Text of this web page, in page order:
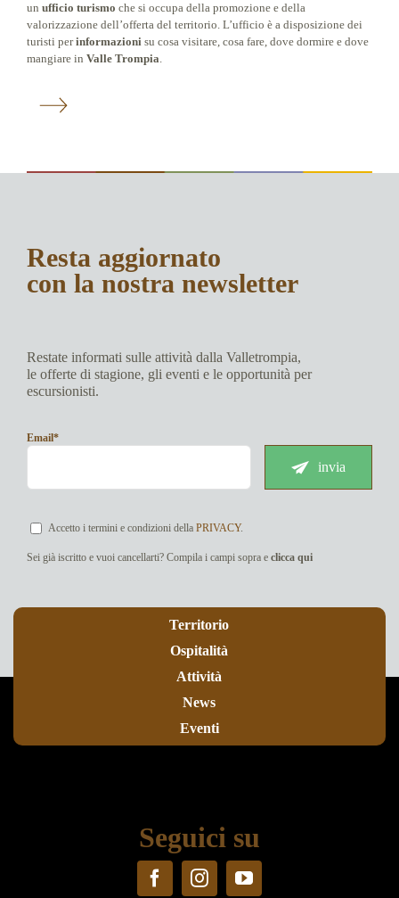
un ufficio turismo che si occupa della promozione e della
valorizzazione dell’offerta del territorio. L’ufficio è a disposizione dei
turisti perinformazionisu cosa visitare, cosa fare, dove dormire e dove
mangiare in Valle Trompia.
Resta aggiornato
con la nostra newsletter
Restate informati sulle attività dalla Valletrompia,
le offerte di stagione, gli eventi e le opportunità per
escursionisti.
Email*
invia
Accetto i termini e condizioni della PRIVACY.
Sei già iscritto e vuoi cancellarti? Compila i campi sopra e clicca qui
Territorio
Ospitalità
Attività
News
Eventi
Seguici su